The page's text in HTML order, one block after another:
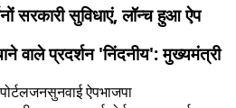
सरकारी सुविधाएं, लॉन्च हुआ ऐप
वाले प्रदर्शन 'निंदनीय': मुख्यमंत्री
जनसुनवाई ऐपभाजपा